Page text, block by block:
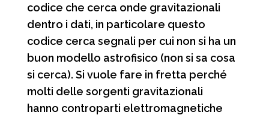
codice che cerca onde gravitazionali
dentro i dati, in particolare questo
codice cerca segnali per cui non si ha un
buon modello astrofisico (non si sa cosa
si cerca). Si vuole fare in fretta perché
molti delle sorgenti gravitazionali
hanno controparti elettromagnetiche